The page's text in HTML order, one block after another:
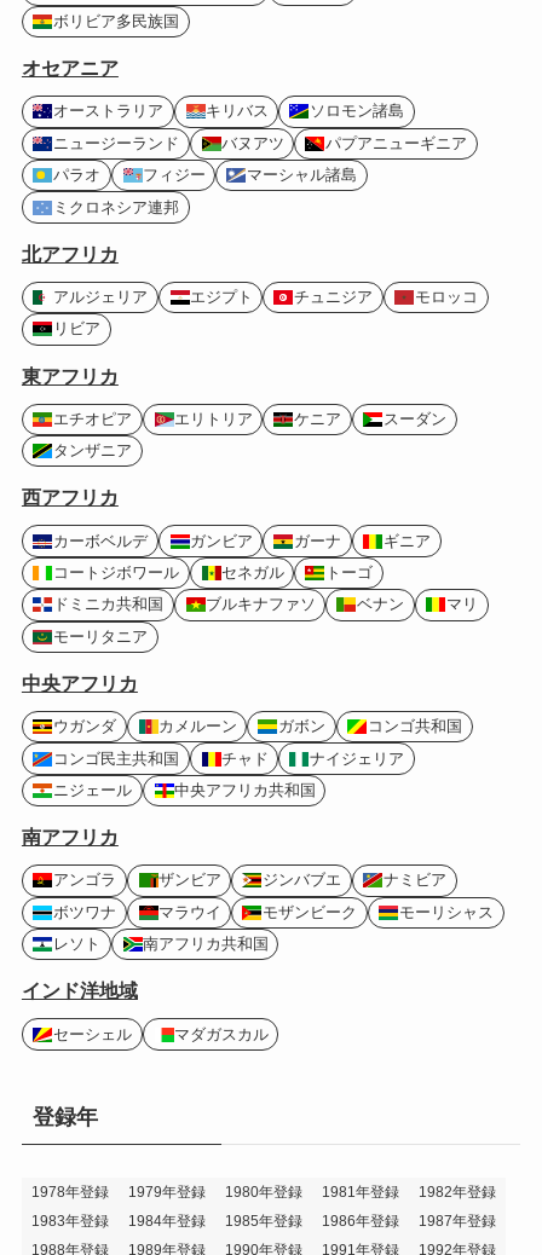
ボリビア多民族国
オセアニア
オーストラリア キリバス
ソロモン諸島
ニュージーランド
バヌアツ
パプアニューギニア
パラオ
フィジー
マーシャル諸島
ミクロネシア連邦
北アフリカ
アルジェリア エジプト チュニジア
モロッコ
リビア
東アフリカ
エチオピア エリトリア ケニア
スーダン
タンザニア
西アフリカ
カーボベルデ ガンビア ガーナ
ギニア
コートジボワール
セネガル
トーゴ
ドミニカ共和国
ブルキナファソ ベナン
マリ
モーリタニア
中央アフリカ
ウガンダ カメルーン ガボン
コンゴ共和国
コンゴ民主共和国
チャド
ナイジェリア
ニジェール
中央アフリカ共和国
南アフリカ
アンゴラ ザンビア ジンバブエ
ナミビア
ボツワナ
マラウイ モザンビーク
モーリシャス
レソト
南アフリカ共和国
インド洋地域
セーシェル マダガスカル
登録年
1978年登録 1979年登録 1980年登録 1981年登録
1982年登録
1983年登録
1984年登録 1985年登録 1986年登録
1987年登録
1988年登録
1989年登録 1990年登録 1991年登録 1992年登録